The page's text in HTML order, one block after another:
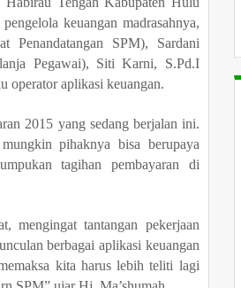
keuangan madrasahnya,
Penandatangan SPM), Sardani
Pegawai), Siti Karni, S.Pd.I
operator aplikasi keuangan.
2015 yang sedang berjalan ini.
pihaknya bisa berupaya
tagihan pembayaran di
mengingat tantangan pekerjaan
berbagai aplikasi keuangan
kita harus lebih teliti lagi